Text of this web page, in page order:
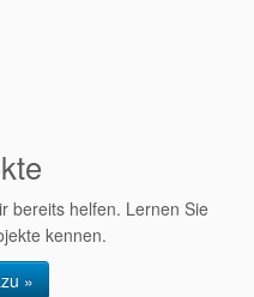
bereits helfen. Lernen Sie
kennen.
»